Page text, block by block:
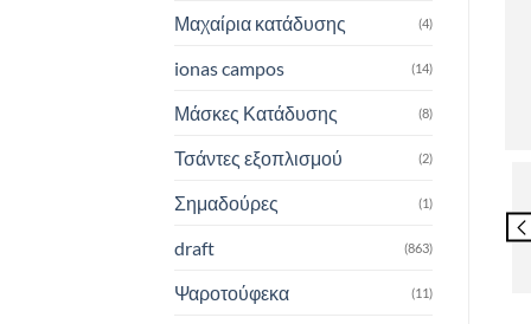
Μαχαίρια κατάδυσης (4)
ionas campos (14)
Μάσκες Κατάδυσης (8)
Τσάντες εξοπλισμού (2)
Σημαδούρες (1)
draft (863)
Ψαροτούφεκα (11)